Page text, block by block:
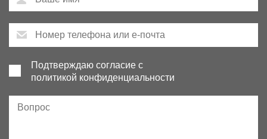
Подтверждаю согласие с
политикой конфиденциальности